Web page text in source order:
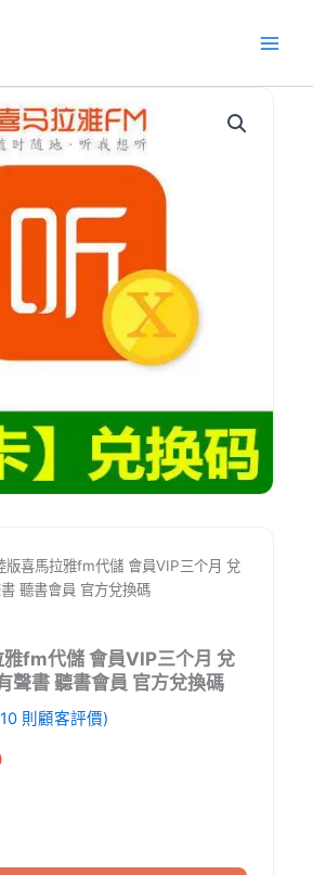
版喜馬拉雅fm代儲 會員VIP三个月 兌
聽書會員 官方兌換碼
雅fm代儲 會員VIP三个月 兌
聲書 聽書會員 官方兌換碼
10則顧客評價)